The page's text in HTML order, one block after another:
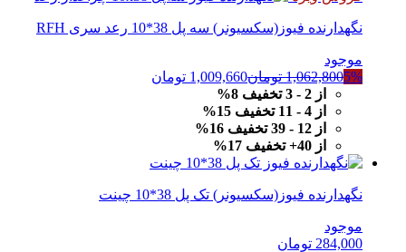
نگهدارنده فیوز(سکسیونر) سه پل 38*10 رعد سری RFH
موجود
5%
1,062,800 تومان1,009,660 تومان
از 2 - 3 تخفیف 8%
از 4 - 11 تخفیف 15%
از 12 - 39 تخفیف 16%
از 40+ تخفیف 17%
نگهدارنده فیوز(سکسیونر) تک پل 38*10 چینت
موجود
284,000 تومان